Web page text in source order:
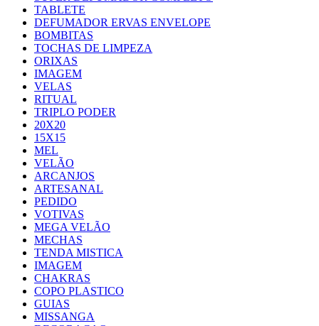
TABLETE
DEFUMADOR ERVAS ENVELOPE
BOMBITAS
TOCHAS DE LIMPEZA
ORIXAS
IMAGEM
VELAS
RITUAL
TRIPLO PODER
20X20
15X15
MEL
VELÃO
ARCANJOS
ARTESANAL
PEDIDO
VOTIVAS
MEGA VELÃO
MECHAS
TENDA MISTICA
IMAGEM
CHAKRAS
COPO PLASTICO
GUIAS
MISSANGA